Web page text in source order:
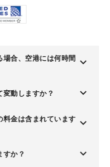
場合、空港には何時間
動しますか？
料金は含まれています
すか？